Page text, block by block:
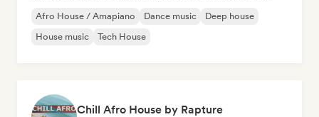
Afro House / Amapiano Dance music
Deep house
House music
Tech House
Chill Afro House by Rapture